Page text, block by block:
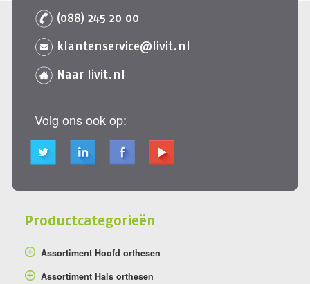
(088) 245 20 00
klantenservice@livit.nl
Naar livit.nl
Volg ons ook op:
Productcategorieën
Assortiment Hoofd orthesen
Assortiment Hals orthesen